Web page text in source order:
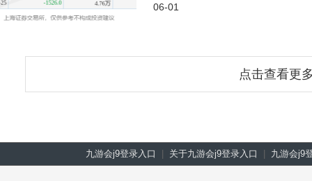
06-01
点击查看更
九游会j9登录入口 关于九游会j9登录入口 九游会j9